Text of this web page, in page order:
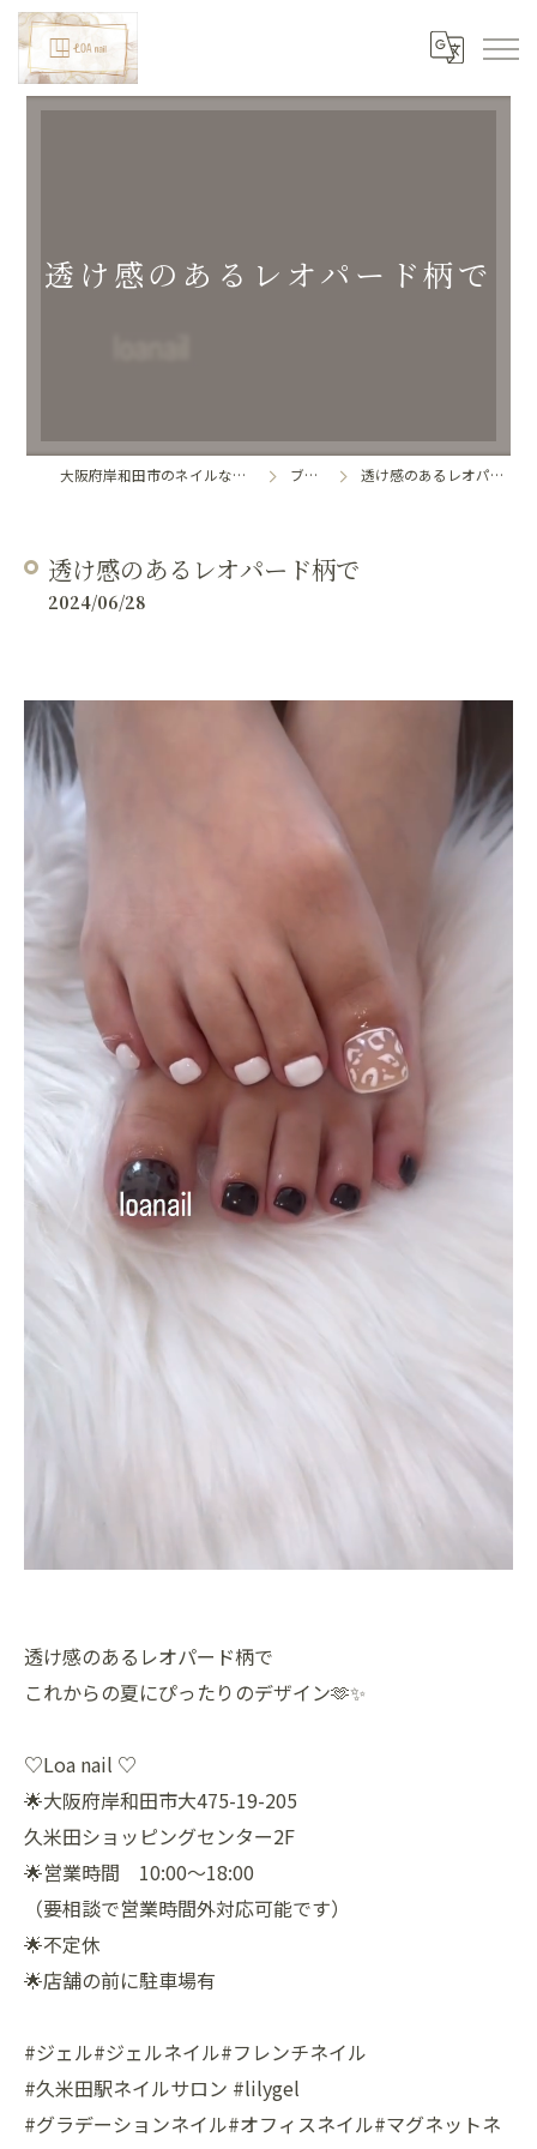
透け感のあるレオパード柄で
大阪府岸和田市のネイルならLoa nail ブログ 透け感のあるレオパード柄で
透け感のあるレオパード柄で
2024/06/28
透け感のあるレオパード柄で
これからの夏にぴったりのデザイン🫶✨
♡Loa nail ♡
🌟大阪府岸和田市大475-19-205
久米田ショッピングセンター2F
🌟営業時間 10:00〜18:00
（要相談で営業時間外対応可能です）
🌟不定休
🌟店舗の前に駐車場有
#ジェル#ジェルネイル#フレンチネイル
#久米田駅ネイルサロン #lilygel
#グラデーションネイル#オフィスネイル#マグネットネ